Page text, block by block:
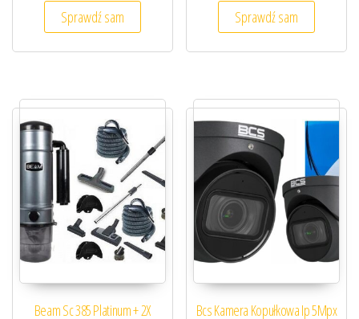
Sprawdź sam Sprawdź sam
Beam Sc 385 Platinum + 2X Bcs Kamera Kopułkowa Ip 5Mpx